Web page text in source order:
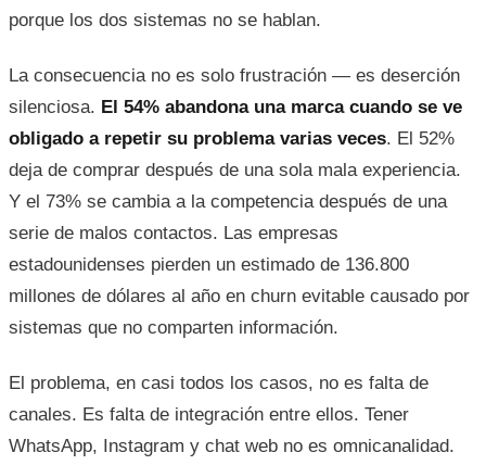
porque los dos sistemas no se hablan.
La consecuencia no es solo frustración — es deserción
silenciosa. El 54% abandona una marca cuando se ve
obligado a repetir su problema varias veces. El 52%
deja de comprar después de una sola mala experiencia.
Y el 73% se cambia a la competencia después de una
serie de malos contactos. Las empresas
estadounidenses pierden un estimado de 136.800
millones de dólares al año en churn evitable causado por
sistemas que no comparten información.
El problema, en casi todos los casos, no es falta de
canales. Es falta de integración entre ellos. Tener
WhatsApp, Instagram y chat web no es omnicanalidad.